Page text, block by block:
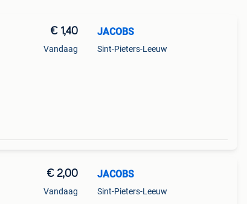
€ 1,40
Vandaag
JACOBS
Sint-Pieters-Leeuw
€ 2,00
Vandaag
JACOBS
Sint-Pieters-Leeuw